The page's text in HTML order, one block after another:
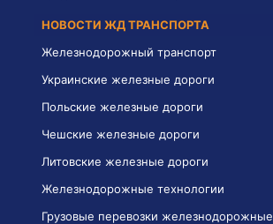
НОВОСТИ ЖД ТРАНСПОРТА
Железнодорожный транспорт
Украинские железные дороги
Польские железные дороги
Чешские железные дороги
Литовские железные дороги
Железнодорожные технологии
Грузовые перевозки железнодорожные